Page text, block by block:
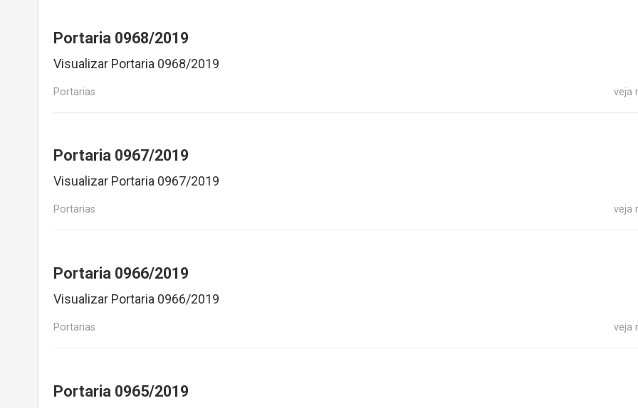
Portaria 0968/2019
Visualizar Portaria 0968/2019
Portarias veja
Portaria 0967/2019
Visualizar Portaria 0967/2019
Portarias veja
Portaria 0966/2019
Visualizar Portaria 0966/2019
Portarias veja
Portaria 0965/2019